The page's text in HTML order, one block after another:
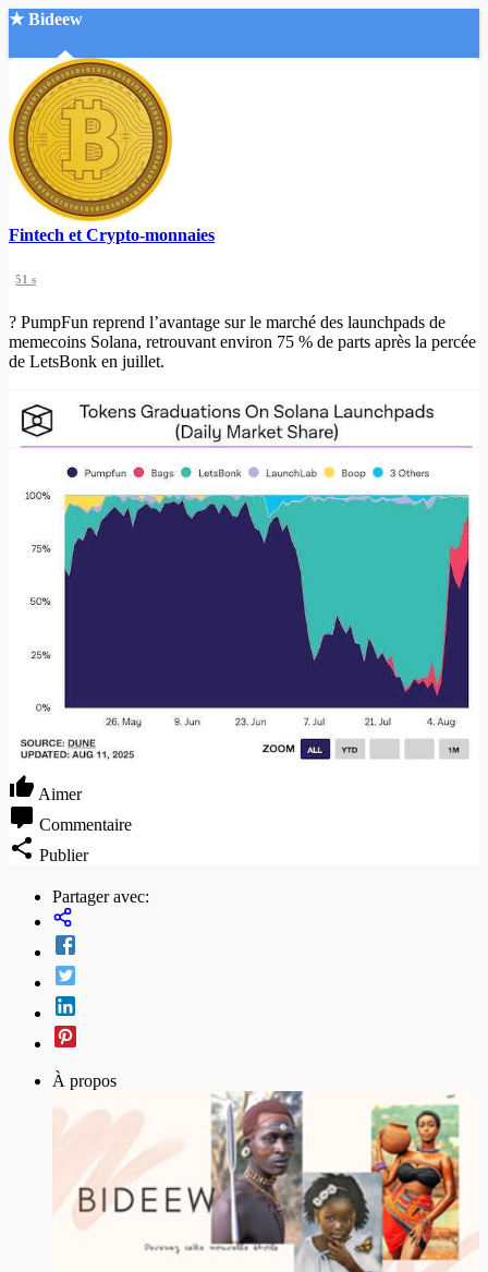
★ Bideew
Accueil
Recherche Avancée
Créer un compte
Mode nuit
Fintech et Crypto-monnaies
51 s
? PumpFun reprend l’avantage sur le marché des launchpads de
memecoins Solana, retrouvant environ 75 % de parts après la percée
de LetsBonk en juillet.
Aimer
Commentaire
Publier
Partager avec:
À propos